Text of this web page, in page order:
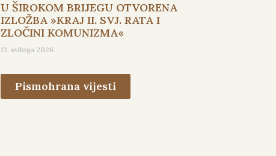
U ŠIROKOM BRIJEGU OTVORENA
IZLOŽBA »KRAJ II. SVJ. RATA I
ZLOČINI KOMUNIZMA«
13. svibnja 2026.
Pismohrana vijesti